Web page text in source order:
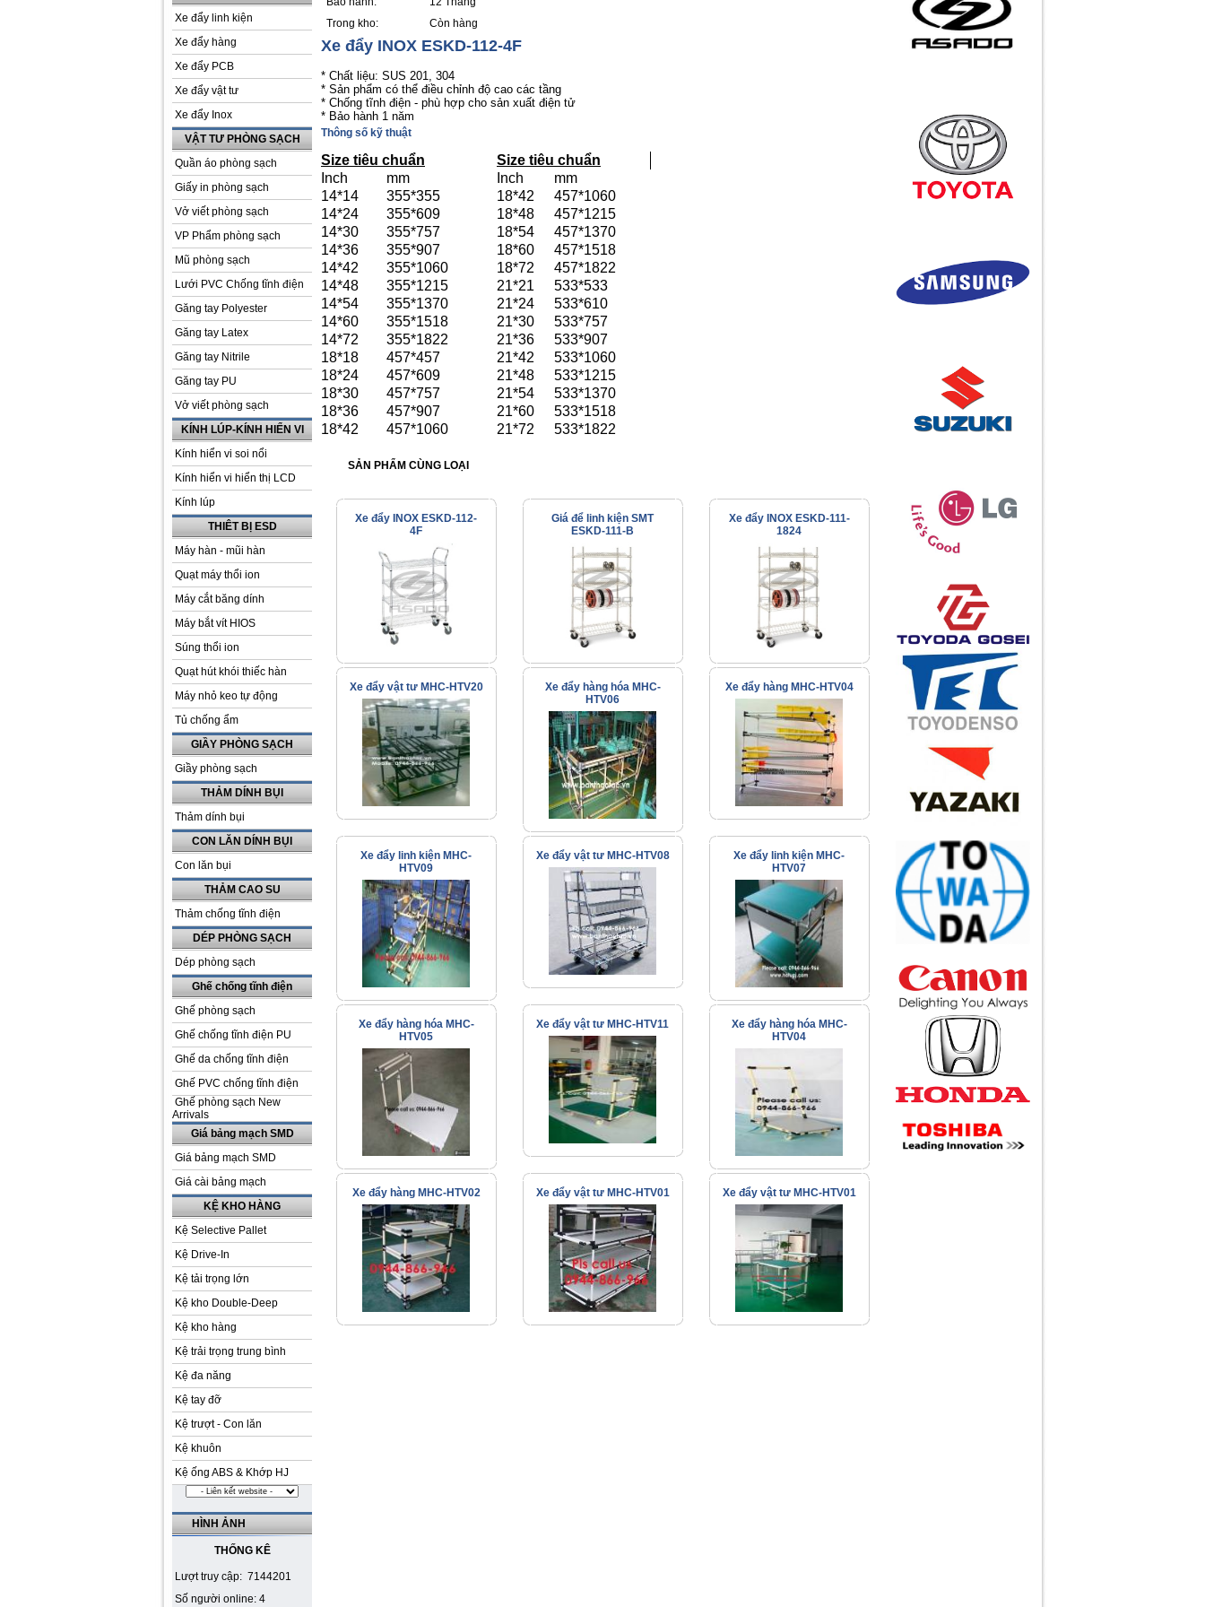
Xe đẩy linh kiện
Xe đẩy hàng
Xe đẩy PCB
Xe đẩy vật tư
Xe đẩy Inox
VẬT TƯ PHÒNG SẠCH
Quần áo phòng sạch
Giấy in phòng sạch
Vở viết phòng sạch
VP Phẩm phòng sạch
Mũ phòng sạch
Lưới PVC Chống tĩnh điện
Găng tay Polyester
Găng tay Latex
Găng tay Nitrile
Găng tay PU
Vở viết phòng sạch
KÍNH LÚP-KÍNH HIỂN VI
Kính hiển vi soi nổi
Kính hiển vi hiển thị LCD
Kính lúp
THIÊT BỊ ESD
Máy hàn - mũi hàn
Quạt máy thổi ion
Máy cắt băng dính
Máy bắt vít HIOS
Súng thổi ion
Quạt hút khói thiếc hàn
Máy nhỏ keo tự động
Tủ chống ẩm
GIẦY PHÒNG SẠCH
Giầy phòng sạch
THẢM DÍNH BỤI
Thảm dính bụi
CON LĂN DÍNH BỤI
Con lăn bụi
THẢM CAO SU
Thảm chống tĩnh điện
DÉP PHÒNG SẠCH
Dép phòng sạch
Ghế chống tĩnh điện
Ghế phòng sạch
Ghế chống tĩnh điện PU
Ghế da chống tĩnh điện
Ghế PVC chống tĩnh điện
Ghế phòng sạch New
Arrivals
Giá bảng mạch SMD
Giá bảng mạch SMD
Giá cài bảng mạch
KỆ KHO HÀNG
Kệ Selective Pallet
Kệ Drive-In
Kệ tải trọng lớn
Kệ kho Double-Deep
Kệ kho hàng
Kệ trải trọng trung bình
Kệ đa năng
Kệ tay đỡ
Kệ trượt - Con lăn
Kệ khuôn
Kệ ống ABS & Khớp HJ
HÌNH ẢNH
THỐNG KÊ
Lượt truy cập: 7144201
Số người online: 4
Trong kho:
Còn hàng
Xe đẩy INOX ESKD-112-4F
* Chất liệu: SUS 201, 304
* Sản phẩm có thể điều chỉnh độ cao các tầng
* Chống tĩnh điện - phù hợp cho sản xuất điện tử
* Bảo hành 1 năm
Thông số kỹ thuật
Size tiêu chuẩn
Size tiêu chuẩn
Inch
mm Inch
mm
14*14
355*355 18*42
457*1060
14*24
355*609 18*48
457*1215
14*30
355*757 18*54
457*1370
14*36
355*907 18*60
457*1518
14*42
355*1060 18*72
457*1822
14*48
355*1215 21*21
533*533
14*54
355*1370 21*24
533*610
14*60
355*1518 21*30
533*757
14*72
355*1822 21*36
533*907
18*18
457*457 21*42
533*1060
18*24
457*609 21*48
533*1215
18*30
457*757 21*54
533*1370
18*36
457*907 21*60
533*1518
18*42
457*1060 21*72 533*1822
SẢN PHẨM CÙNG LOẠI
Xe đẩy INOX ESKD-112-
4F
Giá để linh kiện SMT
ESKD-111-B
Xe đẩy INOX ESKD-111-
1824
Xe đẩy vật tư MHC-HTV20
Xe đẩy hàng hóa MHC-
HTV06
Xe đẩy hàng MHC-HTV04
Xe đẩy linh kiện MHC-
HTV09
Xe đẩy vật tư MHC-HTV08
Xe đẩy linh kiện MHC-
HTV07
Xe đẩy hàng hóa MHC-
HTV05
Xe đẩy vật tư MHC-HTV11
Xe đẩy hàng hóa MHC-
HTV04
Xe đẩy hàng MHC-HTV02 Xe đẩy vật tư MHC-HTV01 Xe đẩy vật tư MHC-HTV01
Samsung Galaxy Note so
dáng với Nokia N9 và
iPhone 4
Quần áo phòng sạch -
Huyền thoại Steve Jobs
qua đời ở tuổi 56
Bàn thao tác, giá kệ, xe
đẩy, vật tư, khu công
nghiệp, băng tải....
Call
Ống chống tĩnh điện
Call
Ống INOX
Call
Khớp nối H-1
Call
Khớp nối H-1B
Call
Khớp nối ASADO HJ-1
Call
Khớp nối ASADO HJ-2
Call
Xe đẩy ESKD-118-4F
Call
Xe đẩy inox ESDK-116-
3SSB